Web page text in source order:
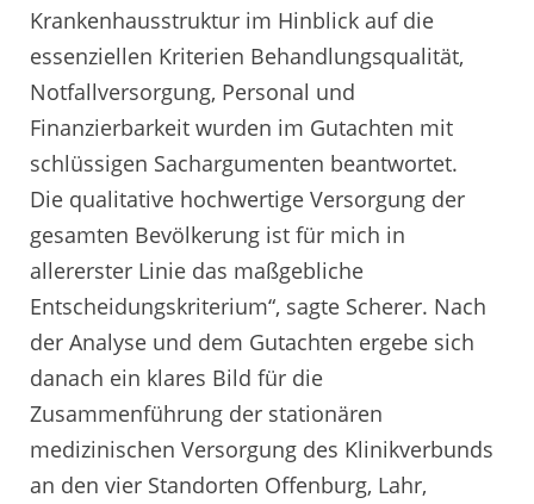
Krankenhausstruktur im Hinblick auf die
essenziellen Kriterien Behandlungsqualität,
Notfallversorgung, Personal und
Finanzierbarkeit wurden im Gutachten mit
schlüssigen Sachargumenten beantwortet.
Die qualitative hochwertige Versorgung der
gesamten Bevölkerung ist für mich in
allererster Linie das maßgebliche
Entscheidungskriterium“, sagte Scherer. Nach
der Analyse und dem Gutachten ergebe sich
danach ein klares Bild für die
Zusammenführung der stationären
medizinischen Versorgung des Klinikverbunds
an den vier Standorten Offenburg, Lahr,